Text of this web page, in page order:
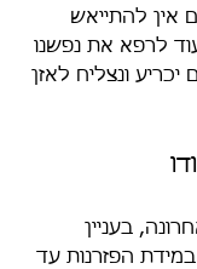
אין להתייאש
לרפא את נפשנו
ונצליח לאזן
בעניין
במידת הפזרנות עד